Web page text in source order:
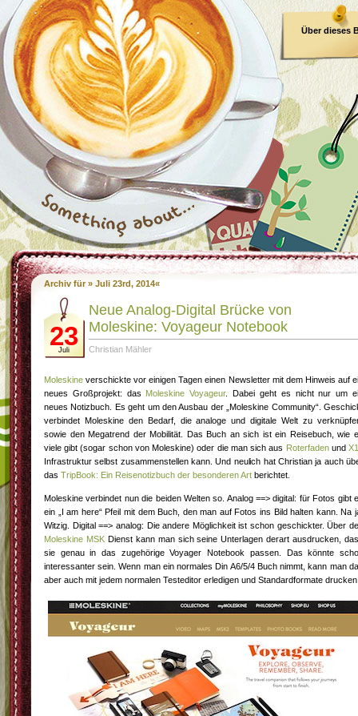
Über dieses
Archiv für » Juli 23rd, 2014«
23
Juli
Neue Analog-Digital Brücke von
Moleskine: Voyageur Notebook
Christian Mähler
Moleskine verschickte vor einigen Tagen einen Newsletter mit dem Hinweis auf
neues Großprojekt: das Moleskine Voyageur. Dabei geht es nicht nur um
neues Notizbuch. Es geht um den Ausbau der „Moleskine Community“.
verbindet Moleskine den Bedarf, die analoge und digitale Welt zu
sowie den Megatrend der Mobilität. Das Buch an sich ist ein Reisebuch, wie
viele gibt (sogar schon von Moleskine) oder die man sich aus Roterfadenund
Infrastruktur selbst zusammenstellen kann. Und neulich hat Christian ja auch
das TripBook: Ein Reisenotizbuch der besonderen Art berichtet.
Moleskine verbindet nun die beiden Welten so. Analog ==> digital: für Fotos gibt
ein „I am here“ Pfeil mit dem Buch, den man auf Fotos ins Bild halten kann. Na
Witzig. Digital ==> analog: Die andere Möglichkeit ist schon geschickter. Über
Moleskine MSKDienst kann man sich seine Unterlagen derart ausdrucken,
sie genau in das zugehörige Voyager Notebook passen. Das könnte
interessanter sein. Wenn man ein normales Din A6/5/4 Buch nimmt, kann man
aber auch mit jedem normalen Testeditor erledigen und Standardformate